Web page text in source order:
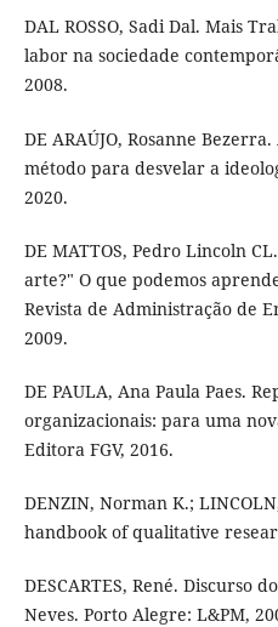
DAL ROSSO, Sadi Dal. Mais
labor na sociedade
2008.
DE ARAÚJO, Rosanne
método para desvelar a
2020.
DE MATTOS, Pedro Lincoln
arte?" O que podemos
Revista de Administração de
2009.
DE PAULA, Ana Paula Paes.
organizacionais: para uma
Editora FGV, 2016.
DENZIN, Norman K.;
handbook of qualitative
DESCARTES, René. Discurso
Neves. Porto Alegre: L&PM,